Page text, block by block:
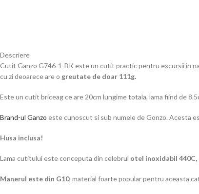
Descriere
Cutit Ganzo G746-1-BK este un cutit practic pentru excursii in
cu zi deoarece are o greutate de doar 111g.
Este un cutit briceag ce are 20cm lungime totala, lama fiind de
Brand-ul Ganzo este cunoscut si sub numele de Gonzo. Acesta
Husa inclusa!
Lama cutitului este conceputa din celebrul otel inoxidabil 440C,
Manerul este din G10, material foarte popular pentru aceasta